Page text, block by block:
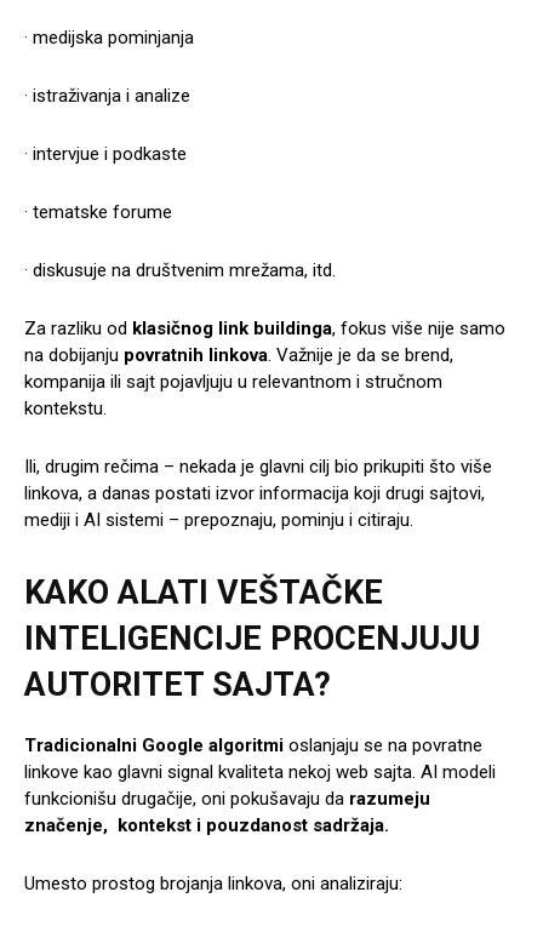
· medijska pominjanja
· istraživanja i analize
· intervjue i podkaste
· tematske forume
· diskusuje na društvenim mrežama, itd.
Za razliku od klasičnog link buildinga, fokus više nije samo
na dobijanju povratnih linkova. Važnije je da se brend,
kompanija ili sajt pojavljuju u relevantnom i stručnom
kontekstu.
Ili, drugim rečima – nekada je glavni cilj bio prikupiti što više
linkova, a danas postati izvor informacija koji drugi sajtovi,
mediji i AI sistemi – prepoznaju, pominju i citiraju.
KAKO ALATI VEŠTAČKE
INTELIGENCIJE PROCENJUJU
AUTORITET SAJTA?
Tradicionalni Google algoritmi oslanjaju se na povratne
linkove kao glavni signal kvaliteta nekoj web sajta. AI modeli
funkcionišu drugačije, oni pokušavaju da razumeju
značenje, kontekst i pouzdanost sadržaja.
Umesto prostog brojanja linkova, oni analiziraju: